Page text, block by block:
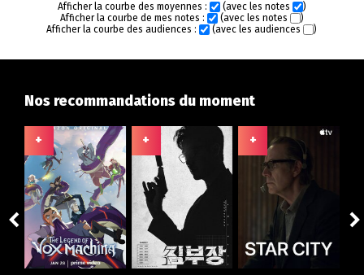
Afficher la courbe des moyennes : (avec les notes
)
Afficher la courbe de mes notes :
(avec les notes
)
Afficher la courbe des audiences :
(avec les audiences )
Nos recommandations du moment
+ + +